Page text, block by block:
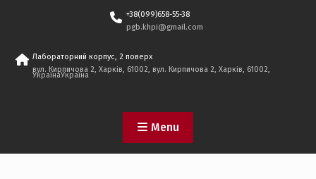
+38(099)658-55-38
pgb.khpi@gmail.com
Лабораторний корпус, 2 поверх
вул. Кирпичова 2, Харків, 61002, вул. Кирпичова 2, Харків, 61002,
УкраїнаУкраїна
Menu